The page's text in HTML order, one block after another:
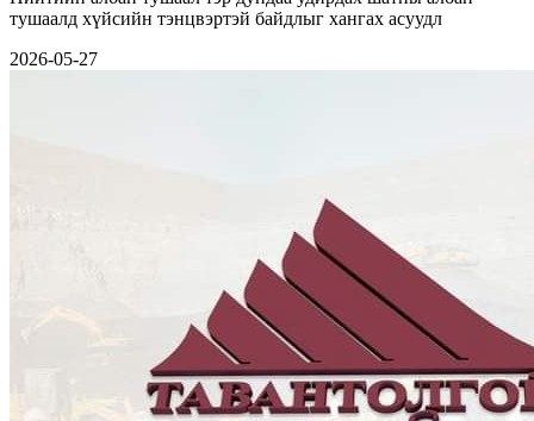
тушаалд хүйсийн тэнцвэртэй байдлыг хангах асуудл
2026-05-27